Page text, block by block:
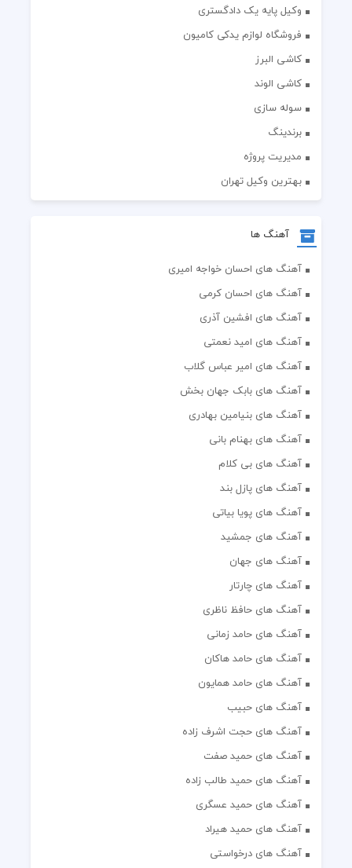
وکیل پایه یک دادگستری
فروشگاه لوازم یدکی کامیون
کاشی البرز
کاشی الوند
سوله سازی
برندینگ
مدیریت پروژه
بهترین وکیل تهران
آهنگ ها
آهنگ های احسان خواجه امیری
آهنگ های احسان کرمی
آهنگ های افشین آذری
آهنگ های امید نعمتی
آهنگ های امیر عباس گلاب
آهنگ های بابک جهان بخش
آهنگ های بنیامین بهادری
آهنگ های بهنام بانی
آهنگ های بی کلام
آهنگ های پازل بند
آهنگ های پویا بیاتی
آهنگ های جمشید
آهنگ های جهان
آهنگ های چارتار
آهنگ های حافظ ناظری
آهنگ های حامد زمانی
آهنگ های حامد هاکان
آهنگ های حامد همایون
آهنگ های حبیب
آهنگ های حجت اشرف زاده
آهنگ های حمید صفت
آهنگ های حمید طالب زاده
آهنگ های حمید عسگری
آهنگ های حمید هیراد
آهنگ های درخواستی